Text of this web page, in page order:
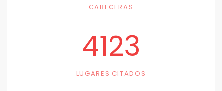
CABECERAS
4123
LUGARES CITADOS